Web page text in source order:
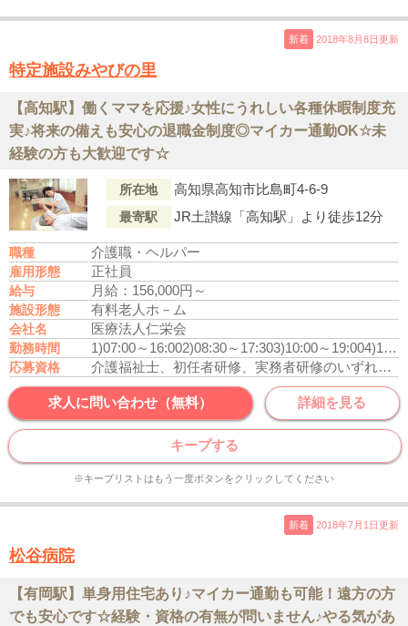
新着 2018年8月8日更新
特定施設みやびの里
【高知駅】働くママを応援♪女性にうれしい各種休暇制度充
実♪将来の備えも安心の退職金制度◎マイカー通勤OK☆未
経験の方も大歓迎です☆
所在地 高知県高知市比島町4-6-9
最寄駅 JR土讃線「高知駅」より徒歩12分
職種 介護職・ヘルパー
雇用形態 正社員
給与 月給：156,000円～
施設形態 有料老人ホ－ム
会社名 医療法人仁栄会
勤務時間 1)07:00～16:002)08:30～17:303)10:00～19:004)16:00～10:00(休憩120分)
応募資格 介護福祉士、初任者研修、実務者研修のいずれかの資格をお持ちの方
求人に問い合わせ（無料） 詳細を見る
キープする
※キープリストはもう一度ボタンをクリックしてください
新着 2018年7月1日更新
松谷病院
【有岡駅】単身用住宅あり♪マイカー通勤も可能！遠方の方
でも安心です☆経験・資格の有無が問いません♪やる気があ